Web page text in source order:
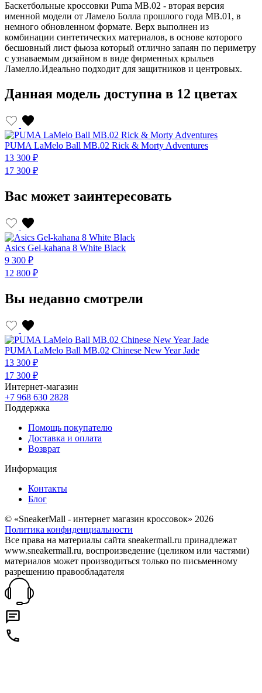
Баскетбольные кроссовки Puma MB.02 - вторая версия
именной модели от Ламело Болла прошлого года MB.01, в
немного обновленном формате. Верх выполнен из
комбинации синтетических материалов, в основе которого
бесшовный лист фьюза который отлично запаян по периметру
с узнаваемым дизайном в виде фирменных крыльев
Ламелло.Идеально подходит для защитников и центровых.
Данная модель доступна в 12 цветах
PUMA LaMelo Ball MB.02 Rick & Morty Adventures
13 300 ₽
17 300 ₽
Вас может заинтересовать
Asics Gel-kahana 8 White Black
9 300 ₽
12 800 ₽
Вы недавно смотрели
PUMA LaMelo Ball MB.02 Chinese New Year Jade
13 300 ₽
17 300 ₽
Интернет-магазин
+7 968 630 2828
Поддержка
Помощь покупателю
Доставка и оплата
Возврат
Информация
Контакты
Блог
© «SneakerMall - интернет магазин кроссовок» 2026
Политика конфиденциальности
Все права на материалы сайта sneakermall.ru принадлежат
www.sneakermall.ru, воспроизведение (целиком или частями)
материалов может производиться только по письменному
разрешению правообладателя